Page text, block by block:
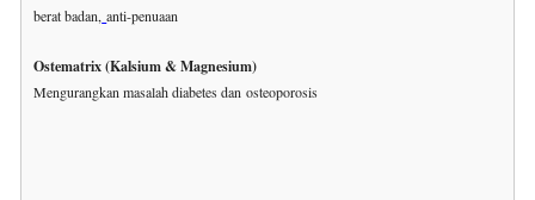
berat badan, anti-penuaan
Ostematrix (Kalsium & Magnesium)
Mengurangkan masalah diabetes danosteoporosis